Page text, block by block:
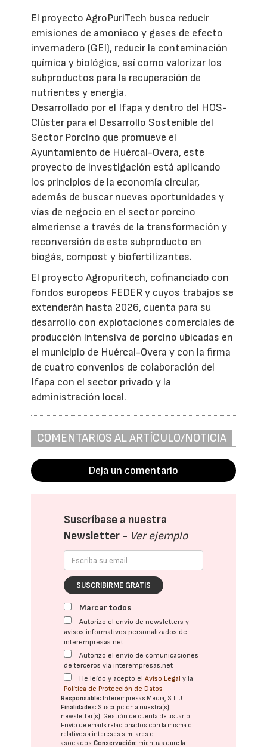
El proyecto AgroPuriTech busca reducir
emisiones de amoniaco y gases de efecto
invernadero (GEI), reducir la contaminación
química y biológica, así como valorizar los
subproductos para la recuperación de
nutrientes y energía.
Desarrollado por el Ifapa y dentro del HOS-
Clúster para el Desarrollo Sostenible del
Sector Porcino que promueve el
Ayuntamiento de Huércal-Overa, este
proyecto de investigación está aplicando
los principios de la economía circular,
además de buscar nuevas oportunidades y
vías de negocio en el sector porcino
almeriense a través de la transformación y
reconversión de este subproducto en
biogás, compost y biofertilizantes.
El proyecto Agropuritech, cofinanciado con
fondos europeos FEDER y cuyos trabajos se
extenderán hasta 2026, cuenta para su
desarrollo con explotaciones comerciales de
producción intensiva de porcino ubicadas en
el municipio de Huércal-Overa y con la firma
de cuatro convenios de colaboración del
Ifapa con el sector privado y la
administración local.
COMENTARIOS AL ARTÍCULO/NOTICIA
Deja un comentario
Suscríbase a nuestra
Newsletter - Ver ejemplo
SUSCRIBIRME GRATIS
Marcar todos
Autorizo el envío de newsletters y
avisos informativos personalizados de
interempresas.net
Autorizo el envío de comunicaciones
de terceros vía interempresas.net
He leído y acepto elAviso Legal y la
Política de Protección de Datos
Responsable: Interempresas Media, S.L.U.
Finalidades: Suscripción a nuestra(s)
newsletter(s). Gestión de cuenta de usuario.
Envío de emails relacionados con la misma o
relativos a intereses similares o
asociados.Conservación: mientras dure la